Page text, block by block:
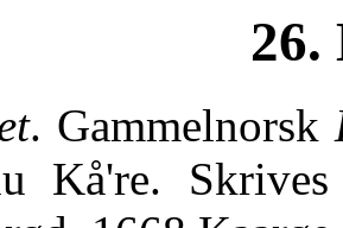
26.
. Gammelnorsk
Kå're.